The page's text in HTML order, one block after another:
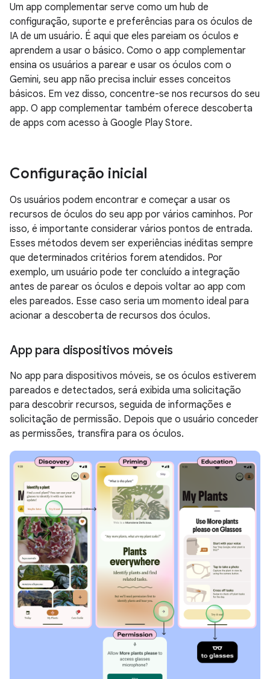
Um app complementar serve como um hub de
configuração, suporte e preferências para os óculos de
IA de um usuário. É aqui que eles pareiam os óculos e
aprendem a usar o básico. Como o app complementar
ensina os usuários a parear e usar os óculos com o
Gemini, seu app não precisa incluir esses conceitos
básicos. Em vez disso, concentre-se nos recursos do seu
app. O app complementar também oferece descoberta
de apps com acesso à Google Play Store.
Configuração inicial
Os usuários podem encontrar e começar a usar os
recursos de óculos do seu app por vários caminhos. Por
isso, é importante considerar vários pontos de entrada.
Esses métodos devem ser experiências inéditas sempre
que determinados critérios forem atendidos. Por
exemplo, um usuário pode ter concluído a integração
antes de parear os óculos e depois voltar ao app com
eles pareados. Esse caso seria um momento ideal para
acionar a descoberta de recursos dos óculos.
App para dispositivos móveis
No app para dispositivos móveis, se os óculos estiverem
pareados e detectados, será exibida uma solicitação
para descobrir recursos, seguida de informações e
solicitação de permissão. Depois que o usuário conceder
as permissões, transfira para os óculos.